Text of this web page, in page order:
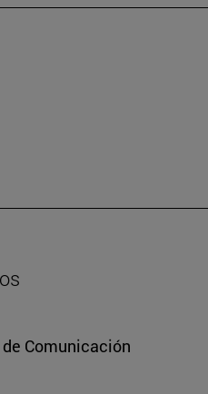
Comunicación